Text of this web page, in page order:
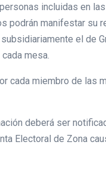
incluidas en
manifestar su
el de
mesa.
cada miembro de
deberá ser
Electoral de Zona